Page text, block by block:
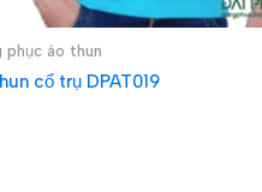
phục áo thun
cổ trụ DPAT019